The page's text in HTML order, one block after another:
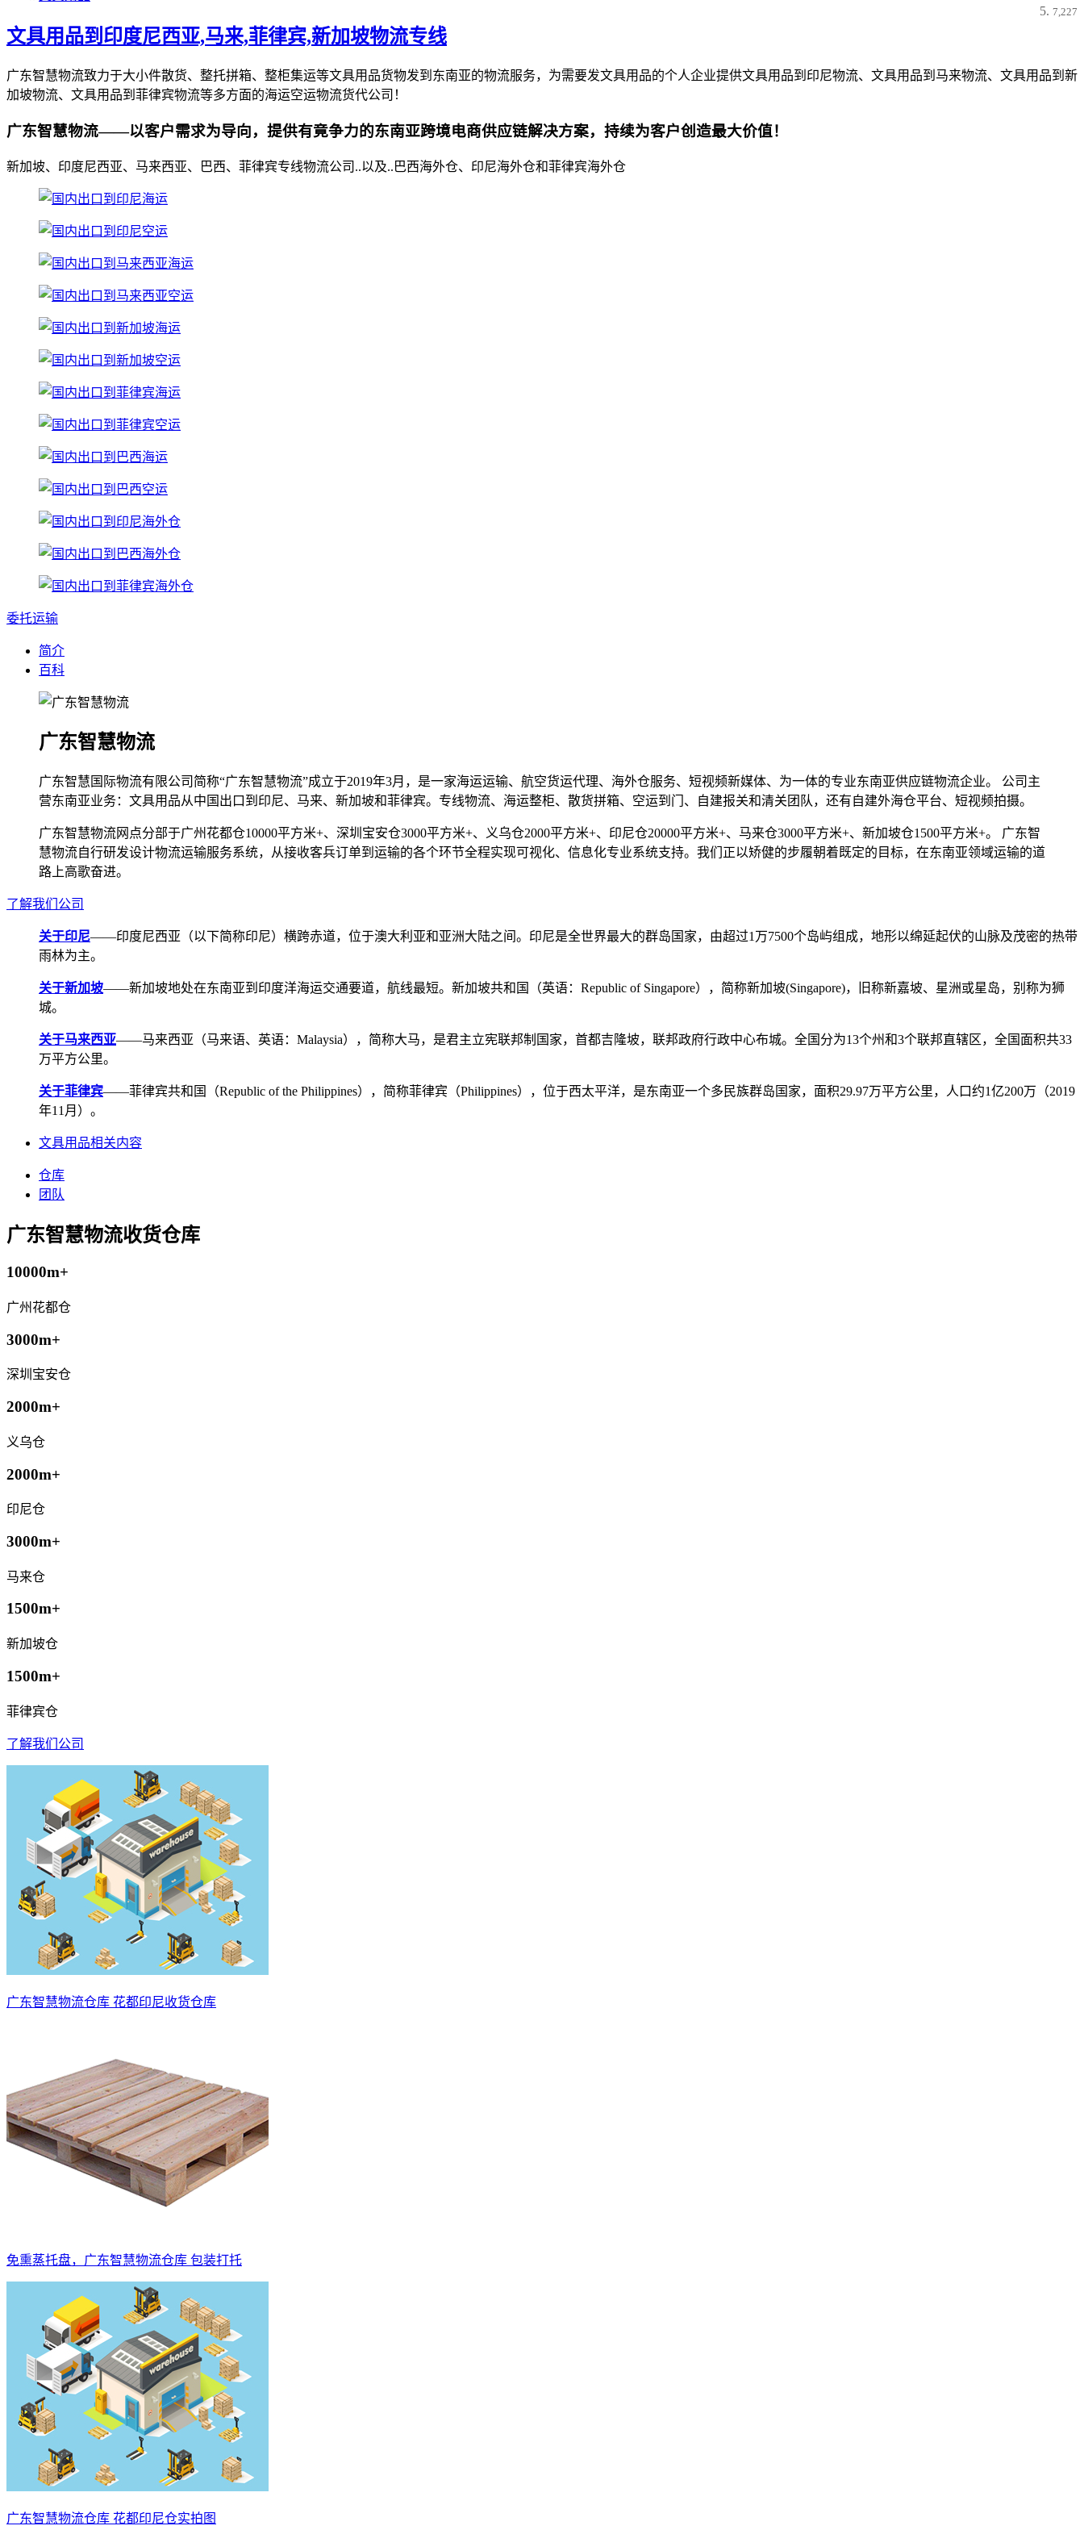
7,227
文具用品到印度尼西亚,马来,菲律宾,新加坡物流专线
广东智慧物流致力于大小件散货、整托拼箱、整柜集运等文具用品货物发到东南亚的物流服务，为需要发文具用品的个人企业提供文具用品到印尼物流、文具用品到马来物流、文具用品到新
加坡物流、文具用品到菲律宾物流等多方面的海运空运物流货代公司！
广东智慧物流——以客户需求为导向，提供有竟争力的东南亚跨境电商供应链解决方案，持续为客户创造最大价值！
新加坡、印度尼西亚、马来西亚、巴西、菲律宾专线物流公司..以及..巴西海外仓、印尼海外仓和菲律宾海外仓
委托运输
简介
百科
广东智慧物流
广东智慧国际物流有限公司简称“广东智慧物流”成立于2019年3月，是一家海运运输、航空货运代理、海外仓服务、短视频新媒体、为一体的专业东南亚供应链物流企业。 公司主
营东南亚业务：文具用品从中国出口到印尼、马来、新加坡和菲律宾。专线物流、海运整柜、散货拼箱、空运到门、自建报关和清关团队，还有自建外海仓平台、短视频拍摄。
广东智慧物流网点分部于广州花都仓10000平方米+、深圳宝安仓3000平方米+、义乌仓2000平方米+、印尼仓20000平方米+、马来仓3000平方米+、新加坡仓1500平方米+。 广东智
慧物流自行研发设计物流运输服务系统，从接收客兵订单到运输的各个环节全程实现可视化、信息化专业系统支持。我们正以矫健的步履朝着既定的目标，在东南亚领域运输的道
路上高歌奋进。
了解我们公司
关于印尼——印度尼西亚（以下简称印尼）横跨赤道，位于澳大利亚和亚洲大陆之间。印尼是全世界最大的群岛国家，由超过1万7500个岛屿组成，地形以绵延起伏的山脉及茂密的热带
雨林为主。
关于新加坡——新加坡地处在东南亚到印度洋海运交通要道，航线最短。新加坡共和国（英语：Republic of Singapore），简称新加坡(Singapore)，旧称新嘉坡、星洲或星岛，别称为狮
城。
关于马来西亚——马来西亚（马来语、英语：Malaysia），简称大马，是君主立宪联邦制国家，首都吉隆坡，联邦政府行政中心布城。全国分为13个州和3个联邦直辖区，全国面积共33
万平方公里。
关于菲律宾——菲律宾共和国（Republic of the Philippines），简称菲律宾（Philippines），位于西太平洋，是东南亚一个多民族群岛国家，面积29.97万平方公里，人口约1亿200万（2019
年11月）。
文具用品相关内容
仓库
团队
广东智慧物流收货仓库
10000m+
广州花都仓
3000m+
深圳宝安仓
2000m+
义乌仓
2000m+
印尼仓
3000m+
马来仓
1500m+
新加坡仓
1500m+
菲律宾仓
了解我们公司
广东智慧物流仓库 花都印尼收货仓库
免熏蒸托盘，广东智慧物流仓库 包装打托
广东智慧物流仓库 花都印尼仓实拍图